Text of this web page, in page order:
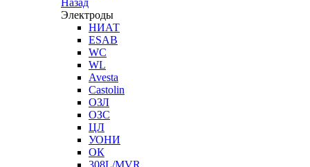
Назад
Электроды
НИАТ
ESAB
WC
WL
Avesta
Castolin
ОЗЛ
ОЗС
ЦЛ
УОНИ
ОК
308L/MVR